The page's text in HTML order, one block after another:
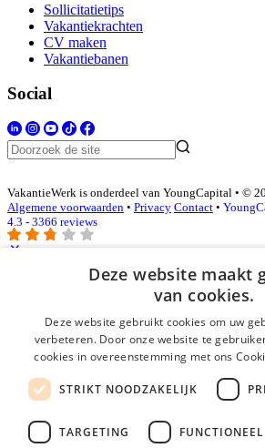
Sollicitatietips
Vakantiekrachten
CV maken
Vakantiebanen
Social
VakantieWerk is onderdeel van YoungCapital • ©
Algemene voorwaarden • Privacy Contact •
4.3 - 3366 reviews
Inloggen als bedrijf
E-mail*
Wachtwoord
login gegevens onthouden
login
Deze website maakt
van cookies.
Deze website gebruikt cookies om uw
verbeteren. Door onze website te
cookies in overeenstemming met ons
STRIKT NOODZAKELIJK
TARGETING FUNCTIONEEL